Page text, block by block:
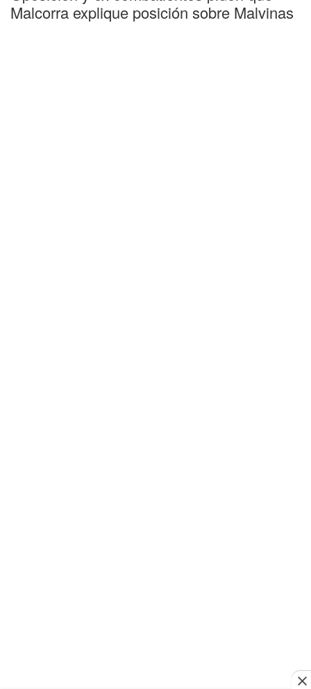
Malcorra explique posición sobre Malvinas